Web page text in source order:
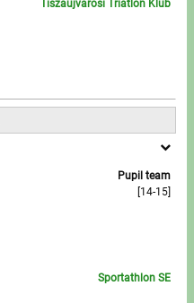
Tiszaújvárosi Triatlon Klub
Pupil team
[14-15]
Sportathlon SE